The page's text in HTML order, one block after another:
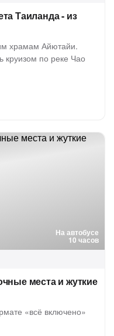
Таиланда - из
храмам Айютайи.
круизом по реке Чао
На автобусе
10 часов
места и жуткие
«всё включено»